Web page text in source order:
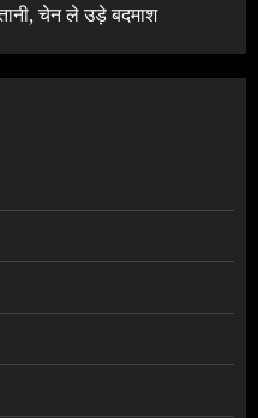
चेन ले उड़े बदमाश